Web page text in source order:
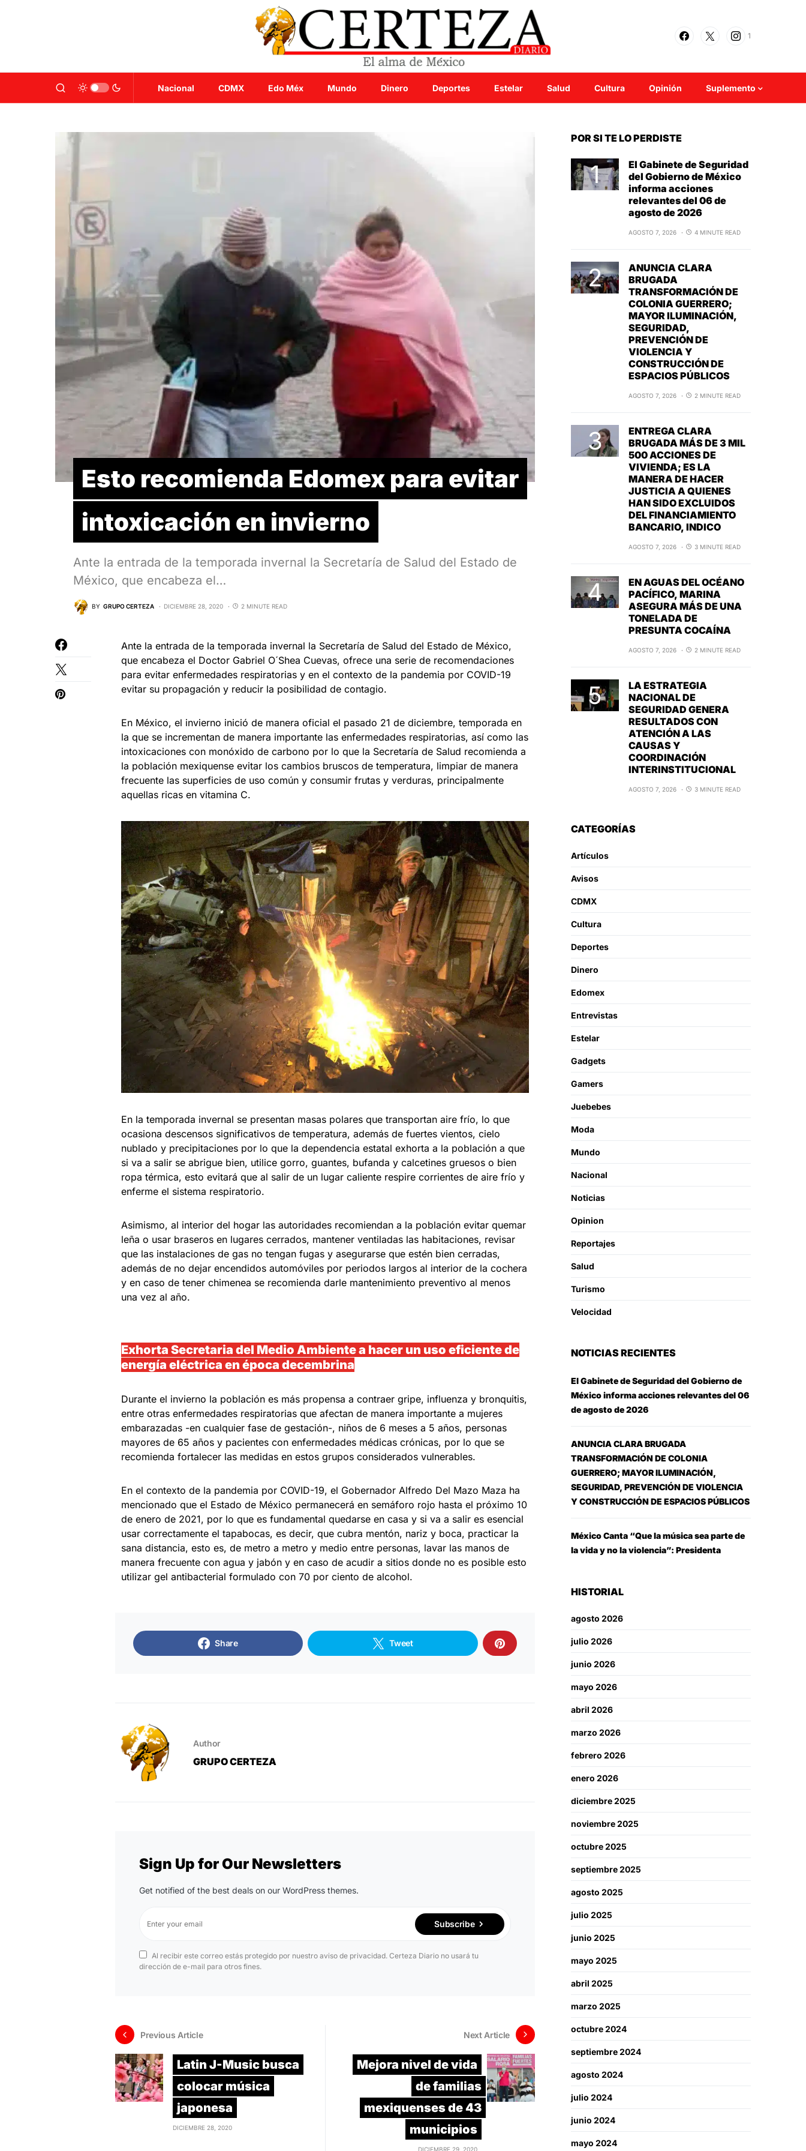
1
Nacional CDMX Edo Méx Mundo Dinero Deportes Estelar Salud Cultura Opinión Suplemento
Esto recomienda Edomex para evitar
intoxicación en invierno
Ante la entrada de la temporada invernal la Secretaría de Salud del Estado de
México, que encabeza el…
BY GRUPO CERTEZA DICIEMBRE 28, 2020 2 MINUTE READ
Ante la entrada de la temporada invernal la Secretaría de Salud del Estado de México,
que encabeza el Doctor Gabriel O´Shea Cuevas, ofrece una serie de recomendaciones
para evitar enfermedades respiratorias y en el contexto de la pandemia por COVID-19
evitar su propagación y reducir la posibilidad de contagio.
En México, el invierno inició de manera oficial el pasado 21 de diciembre, temporada en
la que se incrementan de manera importante las enfermedades respiratorias, así como las
intoxicaciones con monóxido de carbono por lo que la Secretaría de Salud recomienda a
la población mexiquense evitar los cambios bruscos de temperatura, limpiar de manera
frecuente las superficies de uso común y consumir frutas y verduras, principalmente
aquellas ricas en vitamina C.
En la temporada invernal se presentan masas polares que transportan aire frío, lo que
ocasiona descensos significativos de temperatura, además de fuertes vientos, cielo
nublado y precipitaciones por lo que la dependencia estatal exhorta a la población a que
si va a salir se abrigue bien, utilice gorro, guantes, bufanda y calcetines gruesos o bien
ropa térmica, esto evitará que al salir de un lugar caliente respire corrientes de aire frío y
enferme el sistema respiratorio.
Asimismo, al interior del hogar las autoridades recomiendan a la población evitar quemar
leña o usar braseros en lugares cerrados, mantener ventiladas las habitaciones, revisar
que las instalaciones de gas no tengan fugas y asegurarse que estén bien cerradas,
además de no dejar encendidos automóviles por periodos largos al interior de la cochera
y en caso de tener chimenea se recomienda darle mantenimiento preventivo al menos
una vez al año.
Exhorta Secretaria del Medio Ambiente a hacer un uso eficiente de
energía eléctrica en época decembrina
Durante el invierno la población es más propensa a contraer gripe, influenza y bronquitis,
entre otras enfermedades respiratorias que afectan de manera importante a mujeres
embarazadas -en cualquier fase de gestación-, niños de 6 meses a 5 años, personas
mayores de 65 años y pacientes con enfermedades médicas crónicas, por lo que se
recomienda fortalecer las medidas en estos grupos considerados vulnerables.
En el contexto de la pandemia por COVID-19, el Gobernador Alfredo Del Mazo Maza ha
mencionado que el Estado de México permanecerá en semáforo rojo hasta el próximo 10
de enero de 2021, por lo que es fundamental quedarse en casa y si va a salir es esencial
usar correctamente el tapabocas, es decir, que cubra mentón, nariz y boca, practicar la
sana distancia, esto es, de metro a metro y medio entre personas, lavar las manos de
manera frecuente con agua y jabón y en caso de acudir a sitios donde no es posible esto
utilizar gel antibacterial formulado con 70 por ciento de alcohol.
Share Tweet
Author
GRUPO CERTEZA
Sign Up for Our Newsletters
Get notified of the best deals on our WordPress themes.
Subscribe
Al recibir este correo estás protegido por nuestro aviso de privacidad. Certeza Diario no usará tu
dirección de e-mail para otros fines.
Previous Article
Latin J-Music busca
colocar música
japonesa
DICIEMBRE 28, 2020
Next Article
Mejora nivel de vida
de familias
mexiquenses de 43
municipios
DICIEMBRE 29, 2020
POR SI TE LO PERDISTE
El Gabinete de Seguridad
del Gobierno de México
informa acciones
relevantes del 06 de
agosto de 2026
AGOSTO 7, 2026 4 MINUTE READ
ANUNCIA CLARA
BRUGADA
TRANSFORMACIÓN DE
COLONIA GUERRERO;
MAYOR ILUMINACIÓN,
SEGURIDAD,
PREVENCIÓN DE
VIOLENCIA Y
CONSTRUCCIÓN DE
ESPACIOS PÚBLICOS
AGOSTO 7, 2026 2 MINUTE READ
ENTREGA CLARA
BRUGADA MÁS DE 3 MIL
500 ACCIONES DE
VIVIENDA; ES LA
MANERA DE HACER
JUSTICIA A QUIENES
HAN SIDO EXCLUIDOS
DEL FINANCIAMIENTO
BANCARIO, INDICO
AGOSTO 7, 2026 3 MINUTE READ
EN AGUAS DEL OCÉANO
PACÍFICO, MARINA
ASEGURA MÁS DE UNA
TONELADA DE
PRESUNTA COCAÍNA
AGOSTO 7, 2026 2 MINUTE READ
LA ESTRATEGIA
NACIONAL DE
SEGURIDAD GENERA
RESULTADOS CON
ATENCIÓN A LAS
CAUSAS Y
COORDINACIÓN
INTERINSTITUCIONAL
AGOSTO 7, 2026 3 MINUTE READ
CATEGORÍAS
Artículos
Avisos
CDMX
Cultura
Deportes
Dinero
Edomex
Entrevistas
Estelar
Gadgets
Gamers
Juebebes
Moda
Mundo
Nacional
Noticias
Opinion
Reportajes
Salud
Turismo
Velocidad
NOTICIAS RECIENTES
El Gabinete de Seguridad del Gobierno de
México informa acciones relevantes del 06
de agosto de 2026
ANUNCIA CLARA BRUGADA
TRANSFORMACIÓN DE COLONIA
GUERRERO; MAYOR ILUMINACIÓN,
SEGURIDAD, PREVENCIÓN DE VIOLENCIA
Y CONSTRUCCIÓN DE ESPACIOS PÚBLICOS
México Canta “Que la música sea parte de
la vida y no la violencia”: Presidenta
HISTORIAL
agosto 2026
julio 2026
junio 2026
mayo 2026
abril 2026
marzo 2026
febrero 2026
enero 2026
diciembre 2025
noviembre 2025
octubre 2025
septiembre 2025
agosto 2025
julio 2025
junio 2025
mayo 2025
abril 2025
marzo 2025
octubre 2024
septiembre 2024
agosto 2024
julio 2024
junio 2024
mayo 2024